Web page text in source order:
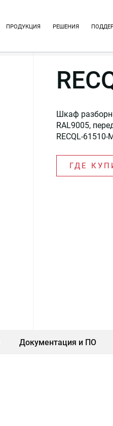
ПРОДУКЦИЯ РЕШЕНИЯ
Шкаф
RAL9005,
RECQL-61510-
ГДЕ
Документация и ПО